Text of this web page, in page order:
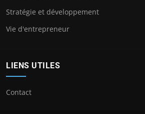
Stratégie et développement
Vie d'entrepreneur
LIENS UTILES
Contact